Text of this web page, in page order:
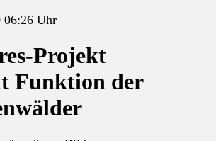
06:26 Uhr
Projekt
Funktion der